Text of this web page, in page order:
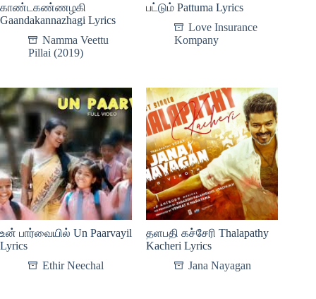
காண்டகண்ணழகி
Gaandakannazhagi Lyrics
Namma Veettu
Pillai (2019)
பட்டும் Pattuma Lyrics
Love Insurance
Kompany
உன் பார்வையில் Un Paarvayil
Lyrics
Ethir Neechal
தளபதி கச்சேரி Thalapathy
Kacheri Lyrics
Jana Nayagan